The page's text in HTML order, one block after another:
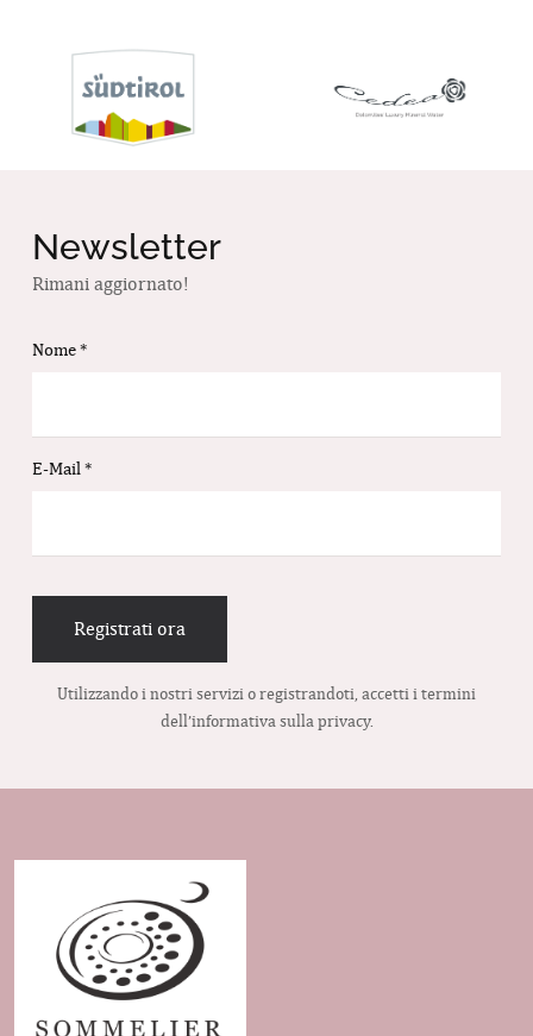
Newsletter
Rimani aggiornato!
Nome*
E-Mail *
Registrati ora
Utilizzando i nostri servizi o registrandoti, accetti i termini
dell’informativa sulla privacy.